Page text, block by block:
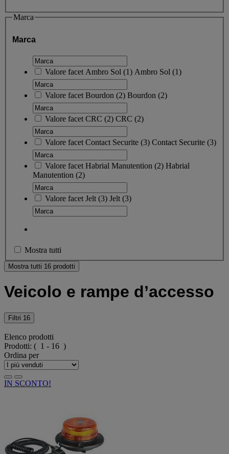
Marca
Marca
Valore facet Ambro Sol (1) Ambro Sol (1)
Valore facet Bourdon (2) Bourdon (2)
Valore facet CRC (2) CRC (2)
Valore facet Contact Securite (3) Contact Securite (3)
Valore facet Habrial Manutention (2) Habrial
Manutention (2)
Valore facet Jelt (3) Jelt (3)
Mostra tutti
Mostra tutti 16 prodotti
Veicolo e rampe d’accesso
Filtri 16
Elenco prodotti
Prodotti: ( 1 - 16 )
Ordina per
IN SCONTO!